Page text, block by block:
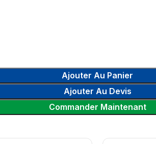
Ajouter Au Panier
Ajouter Au Devis
Commander Maintenant